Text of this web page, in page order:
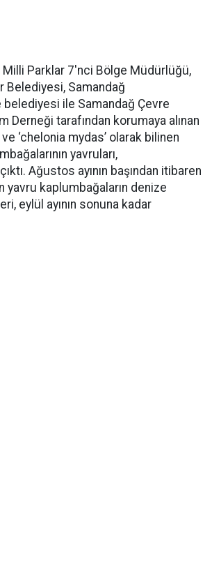
Milli Parklar 7'nci Bölge Müdürlüğü,
Belediyesi, Samandağ
belediyesi ile Samandağ Çevre
Derneği tarafından korumaya alınan
‘chelonia mydas’ olarak bilinen
yavruları,
Ağustos ayının başından itibaren
yavru kaplumbağaların denize
eylül ayının sonuna kadar